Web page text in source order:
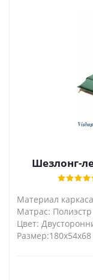
Шезлонг-
Материал
Матрас: Полиэстр
Цвет: